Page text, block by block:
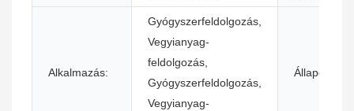
Alkalmazás:
Gyógyszerfeldolgozás,
Vegyianyag-
feldolgozás,
Gyógyszerfeldolgozás,
Vegyianyag-
Állapot: